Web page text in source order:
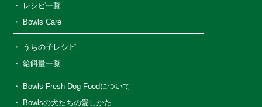
レシピ一覧
Bowls Care
うちの子レシピ
給餌量一覧
Bowls Fresh Dog Foodについて
Bowlsの犬たちの愛しかた